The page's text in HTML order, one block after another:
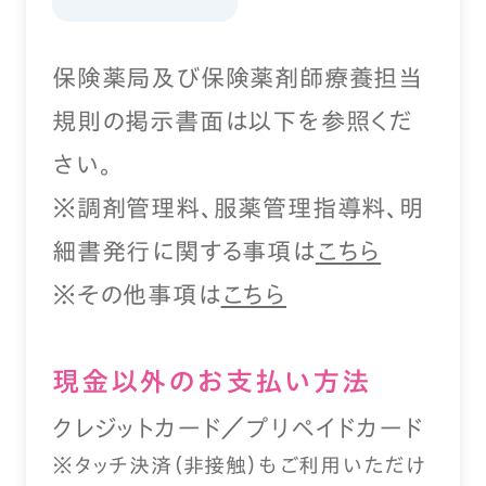
保険薬局及び保険薬剤師療養担当
規則の掲示書面は以下を参照くだ
さい。
※調剤管理料、服薬管理指導料、明
細書発行に関する事項は こちら
※その他事項は こちら
現⾦以外のお⽀払い⽅法
クレジットカード／プリペイドカード
※タッチ決済（⾮接触）もご利⽤いただけ